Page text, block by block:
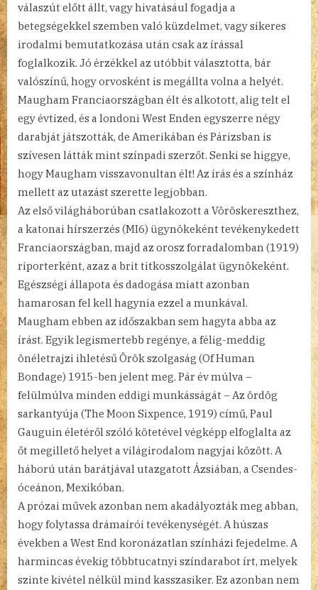
válaszút előtt állt, vagy hivatásául fogadja a
betegségekkel szemben való küzdelmet, vagy sikeres
irodalmi bemutatkozása után csak az írással
foglalkozik. Jó érzékkel az utóbbit választotta, bár
valószínű, hogy orvosként is megállta volna a helyét.
Maugham Franciaországban élt és alkotott, alig telt el
egy évtized, és a londoni West Enden egyszerre négy
darabját játszották, de Amerikában és Párizsban is
szívesen látták mint színpadi szerzőt. Senki se higgye,
hogy Maugham visszavonultan élt! Az írás és a színház
mellett az utazást szerette legjobban.
Az első világháborúban csatlakozott a Vöröskereszthez,
a katonai hírszerzés (MI6) ügynökeként tevékenykedett
Franciaországban, majd az orosz forradalomban (1919)
riporterként, azaz a brit titkosszolgálat ügynökeként.
Egészségi állapota és dadogása miatt azonban
hamarosan fel kell hagynia ezzel a munkával.
Maugham ebben az időszakban sem hagyta abba az
írást. Egyik legismertebb regénye, a félig-meddig
önéletrajzi ihletésű Örök szolgaság (Of Human
Bondage) 1915-ben jelent meg. Pár év múlva –
felülmúlva minden eddigi munkásságát – Az ördög
sarkantyúja (The Moon Sixpence, 1919) című, Paul
Gauguin életéről szóló kötetével végképp elfoglalta az
őt megillető helyet a világirodalom nagyjai között. A
háború után barátjával utazgatott Ázsiában, a Csendes-
óceánon, Mexikóban.
A prózai művek azonban nem akadályozták meg abban,
hogy folytassa drámaírói tevékenységét. A húszas
években a West End koronázatlan színházi fejedelme. A
harmincas évekig többtucatnyi színdarabot írt, melyek
szinte kivétel nélkül mind kasszasiker. Ez azonban nem